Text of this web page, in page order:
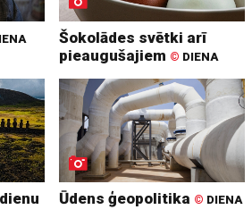
Šokolādes svētki arī
pieaugušajiem © DIENA
Ūdens ģeopolitika © DIENA